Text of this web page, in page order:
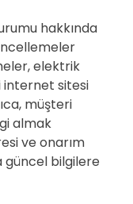
hakkında
elektrik
internet sitesi
müşteri
almak
ve onarım
güncel bilgilere